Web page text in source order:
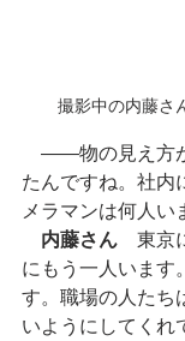
撮影中の内藤さ
――物の見え方
たんですね。社内
メラマンは何人い
内藤さん 東京
にもう一人います
す。職場の人たち
いようにしてくれ